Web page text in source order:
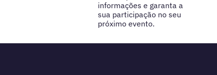
informações e garanta a
sua participação no seu
próximo evento.